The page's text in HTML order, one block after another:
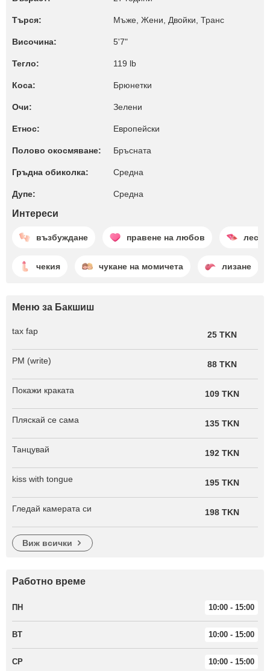
Търся: Мъже, Жени, Двойки, Транс
Височина: 5'7"
Тегло: 119 lb
Коса: Брюнетки
Очи: Зелени
Етнос: Европейски
Полово окосмяване: Бръсната
Гръдна обиколка: Среднa
Дупе: Среднa
Интереси
възбуждане правене на любов
чекия чукане на момичета лизане
Меню за Бакшиш
tax fap 25 TKN
PM (write) 88 TKN
Покажи краката 109 TKN
Пляскай се сама 135 TKN
Танцувай 192 TKN
kiss with tongue 195 TKN
Гледай камерата си 198 TKN
виж всички
Работно време
ПН 10:00 - 15:00
ВТ 10:00 - 15:00
СР 10:00 - 15:00